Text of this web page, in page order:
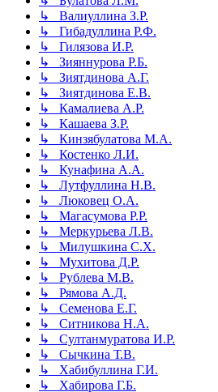
↳ Валиуллина З.Р.
↳ Гибадуллина Р.Ф.
↳ Гилязова И.Р.
↳ Зияннурова Р.Б.
↳ Зиятдинова А.Г.
↳ Зиятдинова Е.В.
↳ Камалиева А.Р.
↳ Кашаева З.Р.
↳ Кинзябулатова М.А.
↳ Костенко Л.И.
↳ Кунафина А.А.
↳ Лутфуллина Н.В.
↳ Люковец О.А.
↳ Магасумова Р.Р.
↳ Меркурьева Л.В.
↳ Милушкина С.Х.
↳ Мухитова Д.Р.
↳ Рублева М.В.
↳ Рямова А.Д.
↳ Семенова Е.Г.
↳ Ситникова Н.А.
↳ Султанмуратова И.Р.
↳ Сычкина Т.В.
↳ Хабибуллина Г.И.
↳ Хабирова Г.Б.